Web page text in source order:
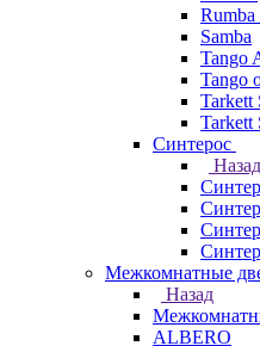
Rumba
Samba
Tango
Tango
Tarkett
Tarkett
Синтерос
Назад
Межкомнатные
Назад
ALBERO